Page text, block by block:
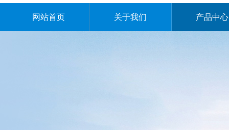
网站首页 关于我们 产品中心